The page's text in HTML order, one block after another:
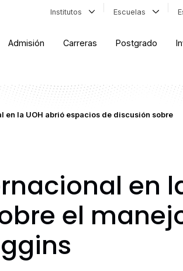
Institutos Escuelas
Admisión Carreras Postgrado
en la UOH abrió espacios de discusión sobre
en
el